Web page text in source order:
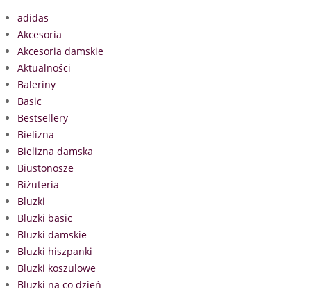
adidas
Akcesoria
Akcesoria damskie
Aktualności
Baleriny
Basic
Bestsellery
Bielizna
Bielizna damska
Biustonosze
Biżuteria
Bluzki
Bluzki basic
Bluzki damskie
Bluzki hiszpanki
Bluzki koszulowe
Bluzki na co dzień